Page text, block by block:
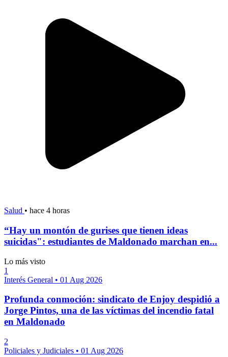
Salud • hace 4 horas
“Hay un montón de gurises que tienen ideas
suicidas": estudiantes de Maldonado marchan en...
Lo más visto
1
Interés General • 01 Aug 2026
Profunda conmoción: sindicato de Enjoy despidió a
Jorge Pintos, una de las víctimas del incendio fatal
en Maldonado
2
Policiales y Judiciales • 01 Aug 2026